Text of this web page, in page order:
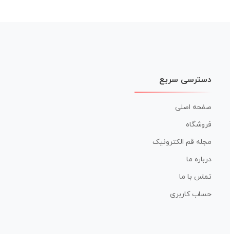
دسترسی سریع
صفحه اصلی
فروشگاه
مجله قم الکترونیک
درباره ما
تماس با ما
حساب کاربری